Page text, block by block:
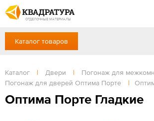
ОТДЕЛОЧНЫЕ МАТЕРИАЛЫ
Профи
Контакты
Доставка и оплата
Выставочный зал
Готовые решения
+7 (861) 217-94-70
Сб, Вс — выходной
ЗАКАЗАТЬ ЗВОНОК
Каталог товаров
Каталог | Двери | Погонаж для
Погонаж для дверей Оптима Порте
|
Оптима Порте Гладкие